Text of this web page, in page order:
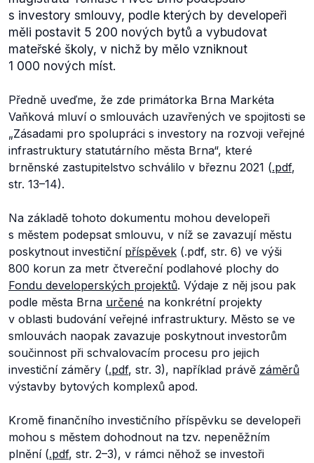
s investory smlouvy, podle kterých by developeři
měli postavit 5 200 nových bytů a vybudovat
mateřské školy, v nichž by mělo vzniknout
1 000 nových míst.
Předně uveďme, že zde primátorka Brna Markéta
Vaňková mluví o smlouvách uzavřených ve spojitosti se
„Zásadami pro spolupráci s investory na rozvoji veřejné
infrastruktury statutárního města Brna“, které
brněnské zastupitelstvo schválilo v březnu 2021 (.pdf,
str. 13–14).
Na základě tohoto dokumentu mohou developeři
s městem podepsat smlouvu, v níž se zavazují městu
poskytnout investiční příspěvek (.pdf, str. 6) ve výši
800 korun za metr čtvereční podlahové plochy do
Fondu developerských projektů. Výdaje z něj jsou pak
podle města Brna určené na konkrétní projekty
v oblasti budování veřejné infrastruktury. Město se ve
smlouvách naopak zavazuje poskytnout investorům
součinnost při schvalovacím procesu pro jejich
investiční záměry (.pdf, str. 3), například právě záměrů
výstavby bytových komplexů apod.
Kromě finančního investičního příspěvku se developeři
mohou s městem dohodnout na tzv. nepeněžním
plnění (.pdf, str. 2–3), v rámci něhož se investoři